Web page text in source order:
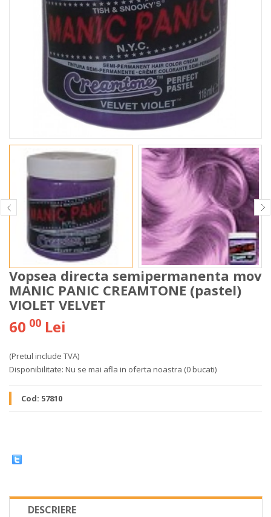
Vopsea directa semipermanenta mov
MANIC PANIC CREAMTONE (pastel)
VIOLET VELVET
60 00 Lei
(Pretul include TVA)
Disponibilitate: Nu se mai afla in oferta noastra (0 bucati)
Cod: 57810
DESCRIERE